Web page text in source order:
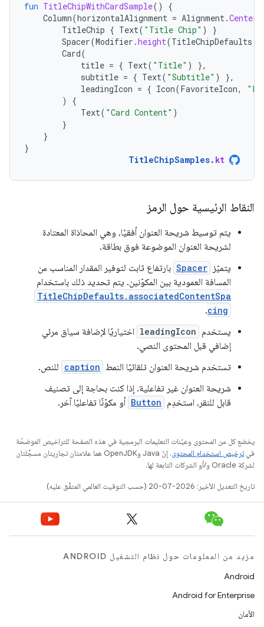
fun TitleChipWithCardSample()
{
Column(horizontalAlignment = Alignment .
TitleChip { Text( "Title Chip" )
}
Spacer(Modifier .height(TitleChipDefaults
Card(
title = { Text( "Title" )
},
subtitle = { Text( "Subtitle" )
},
leadingIcon = { Icon(FavoriteIcon,
)
{
Text( "Card Content" )
}
}
}
TitleChipSamples. kt
النقاط الرئيسية حول الرمز
يتم توسيط شريحة العنوان أفقيًا، وهي المحاذاة المعتادة
لشريحة العنوان الموضوعة فوق بطاقة.
يتميّز Spacer بارتفاع ثابت لتوفير المقدار المناسب من
المسافة العمودية بين المكوّنين. يتم تحديد ذلك باستخدام
TitleChipDefaults.associatedContentSpa
cing
.
يستخدم leadingIcon اختياريًا لإضافة سياق مرئي
إضافي قبل المحتوى النصي.
تستخدم شريحة العنوان تلقائيًا النمط caption للنص.
شريحة العنوان غير تفاعلية. إذا كنت بحاجة إلى تصنيف
قابل للنقر، استخدِم Button أو مكوّنًا تفاعليًا آخر.
يخضع كل من المحتوى وعيّنات التعليمات البرمجية في هذه الصفحة للتراخيص الموضحّة
فيترخيص استخدام المحتوى
. إنّ Java وOpenJDK هما علامتان تجاريتان مسجَّلتان
لشركة Oracle و/أو الشركات التابعة لها.
تاريخ التعديل الأخير: 2026-07-20 (حسب التوقيت العالمي المتفَّق عليه)
مزيد من المعلومات حول نظام التشغيل ANDROID
Android
Android for Enterprise
الأمان